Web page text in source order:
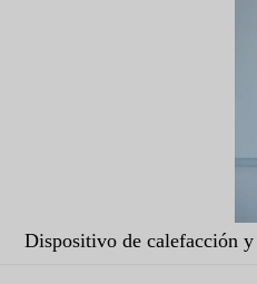
Dispositivo de calefacción